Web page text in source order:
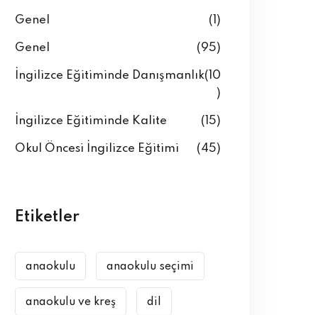
Genel (1)
Genel (95)
İngilizce Eğitiminde Danışmanlık(10
)
İngilizce Eğitiminde Kalite (15)
Okul Öncesi İngilizce Eğitimi (45)
Etiketler
anaokulu anaokulu seçimi
anaokulu ve kreş dil